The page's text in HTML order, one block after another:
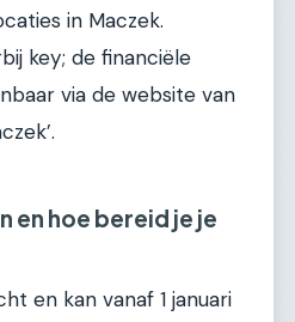
in Maczek.
key; de financiële
via de website van
en hoe bereid je je
en kan vanaf 1 januari